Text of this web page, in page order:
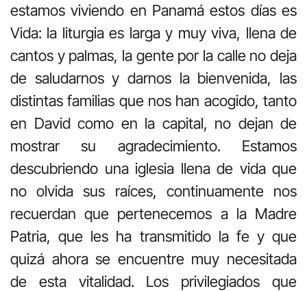
estamos viviendo en Panamá estos días es
Vida: la liturgia es larga y muy viva, llena de
cantos y palmas, la gente por la calle no deja
de saludarnos y darnos la bienvenida, las
distintas familias que nos han acogido, tanto
en David como en la capital, no dejan de
mostrar su agradecimiento. Estamos
descubriendo una iglesia llena de vida que
no olvida sus raíces, continuamente nos
recuerdan que pertenecemos a la Madre
Patria, que les ha transmitido la fe y que
quizá ahora se encuentre muy necesitada
de esta vitalidad. Los privilegiados que